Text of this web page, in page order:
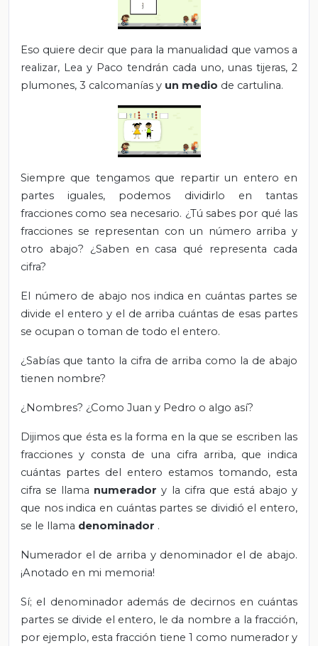
Eso quiere decir que para la manualidad que vamos a
realizar, Lea y Paco tendrán cada uno, unas tijeras, 2
plumones, 3 calcomanías y un medio de cartulina.
Siempre que tengamos que repartir un entero en
partes iguales, podemos dividirlo en tantas
fracciones como sea necesario. ¿Tú sabes por qué las
fracciones se representan con un número arriba y
otro abajo? ¿Saben en casa qué representa cada
cifra?
El número de abajo nos indica en cuántas partes se
divide el entero y el de arriba cuántas de esas partes
se ocupan o toman de todo el entero.
¿Sabías que tanto la cifra de arriba como la de abajo
tienen nombre?
¿Nombres? ¿Como Juan y Pedro o algo así?
Dijimos que ésta es la forma en la que se escriben las
fracciones y consta de una cifra arriba, que indica
cuántas partes del entero estamos tomando, esta
cifra se llama numeradory la cifra que está abajo y
que nos indica en cuántas partes se dividió el entero,
se le llama denominador .
Numerador el de arriba y denominador el de abajo.
¡Anotado en mi memoria!
Sí; el denominador además de decirnos en cuántas
partes se divide el entero, le da nombre a la fracción,
por ejemplo, esta fracción tiene 1 como numerador y